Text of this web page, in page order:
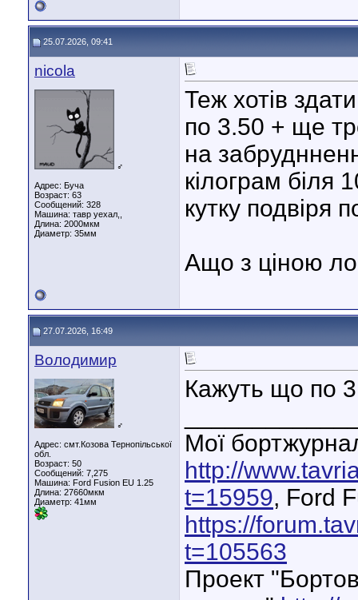
25.07.2026, 09:41
nicola
♂
Адрес: Буча
Возраст: 63
Сообщений: 328
Машина: тавр уехал,,
Длина: 2000мкм
Диаметр: 35мм
Теж хотів
по 3.50 + ще
на
кілограм біля
кутку подвіря
Ащо з ціною
27.07.2026, 16:49
Володимир
♂
Адрес: смт.Козова Тернопільської
обл.
Возраст: 50
Сообщений: 7,275
Машина: Ford Fusion EU 1.25
Длина: 27660мкм
Диаметр: 41мм
Кажуть що по 3
Мої
http://
t=15959, Ford
https://
t=105563
Проект